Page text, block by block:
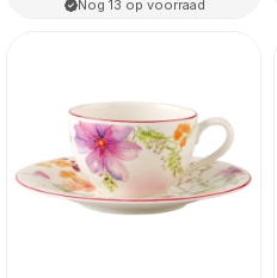
Nog 13 op voorraad